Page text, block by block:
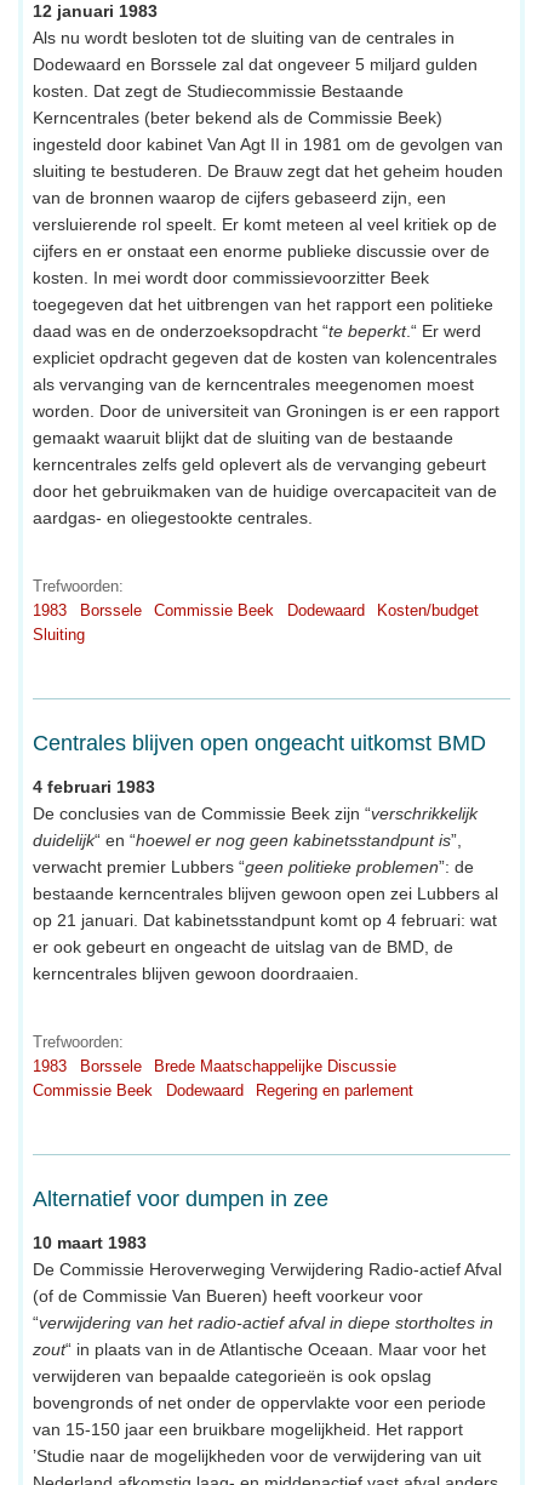
12 januari 1983
Als nu wordt besloten tot de sluiting van de centrales in
Dodewaard en Borssele zal dat ongeveer 5 miljard gulden
kosten. Dat zegt de Studiecommissie Bestaande
Kerncentrales (beter bekend als de Commissie Beek)
ingesteld door kabinet Van Agt II in 1981 om de gevolgen van
sluiting te bestuderen. De Brauw zegt dat het geheim houden
van de bronnen waarop de cijfers gebaseerd zijn, een
versluierende rol speelt. Er komt meteen al veel kritiek op de
cijfers en er onstaat een enorme publieke discussie over de
kosten. In mei wordt door commissievoorzitter Beek
toegegeven dat het uitbrengen van het rapport een politieke
daad was en de onderzoeksopdracht “te beperkt.“ Er werd
expliciet opdracht gegeven dat de kosten van kolencentrales
als vervanging van de kerncentrales meegenomen moest
worden. Door de universiteit van Groningen is er een rapport
gemaakt waaruit blijkt dat de sluiting van de bestaande
kerncentrales zelfs geld oplevert als de vervanging gebeurt
door het gebruikmaken van de huidige overcapaciteit van de
aardgas- en oliegestookte centrales.
Trefwoorden:
1983
Borssele Commissie Beek Dodewaard
Kosten/budget
Sluiting
Centrales blijven open ongeacht uitkomst BMD
4 februari 1983
De conclusies van de Commissie Beek zijn “verschrikkelijk
duidelijk“ en “hoewel er nog geen kabinetsstandpunt is”,
verwacht premier Lubbers “geen politieke problemen”: de
bestaande kerncentrales blijven gewoon open zei Lubbers al
op 21 januari. Dat kabinetsstandpunt komt op 4 februari: wat
er ook gebeurt en ongeacht de uitslag van de BMD, de
kerncentrales blijven gewoon doordraaien.
Trefwoorden:
1983
Borssele
Brede Maatschappelijke Discussie
Commissie Beek
Dodewaard Regering en parlement
Alternatief voor dumpen in zee
10 maart 1983
De Commissie Heroverweging Verwijdering Radio-actief Afval
(of de Commissie Van Bueren) heeft voorkeur voor
“verwijdering van het radio-actief afval in diepe stortholtes in
zout“ in plaats van in de Atlantische Oceaan. Maar voor het
verwijderen van bepaalde categorieën is ook opslag
bovengronds of net onder de oppervlakte voor een periode
van 15-150 jaar een bruikbare mogelijkheid. Het rapport
’Studie naar de mogelijkheden voor de verwijdering van uit